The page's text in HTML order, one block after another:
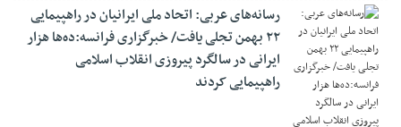
رسانه‌های عربی: اتحاد ملی ایرانیان در راهپیمایی
۲۲ بهمن تجلی یافت/ خبرگزاری فرانسه:ده‌ها هزار
ایرانی در سالگرد پیروزی انقلاب اسلامی
راهپیمایی کردند